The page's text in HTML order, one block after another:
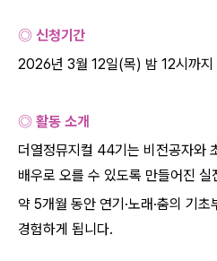
◎ 신청기간
2026년 3월 12일(목) 밤 12시까지
◎ 활동 소개
더열정뮤지컬 44기는 비전공자와
배우로 오를 수 있도록 만들어진
약 5개월 동안 연기·노래·춤의 기초
경험하게 됩니다.